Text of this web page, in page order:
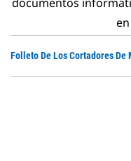
Folleto De Los Cortadores